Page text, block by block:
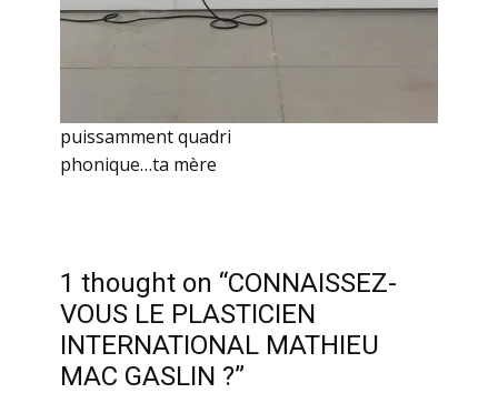
puissamment quadri
phonique…ta mère
1 thought on “CONNAISSEZ-
VOUS LE PLASTICIEN
INTERNATIONAL MATHIEU
MAC GASLIN ?”